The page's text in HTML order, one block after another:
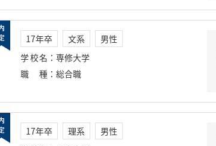
17年卒 文系
男性
学校名 ： 専修大学
職種 ： 総合職
17年卒 理系
男性